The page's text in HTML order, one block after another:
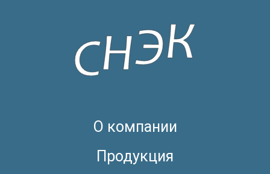
О компании
Продукция